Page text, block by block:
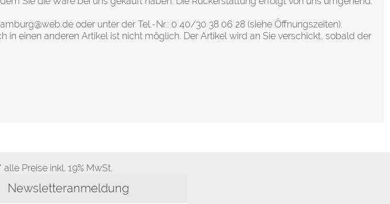
oder unter der Tel.-Nr.: 0 40/30 38 06 28 (siehe Öffnungszeiten).
einen anderen Artikel ist nicht möglich. Der Artikel wird an Sie verschickt, sobald der
* alle Preise inkl. 19% MwSt.